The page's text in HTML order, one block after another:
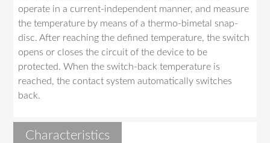
operate in a current-independent manner, and measure
the temperature by means of a thermo-bimetal snap-
disc. After reaching the defined temperature, the switch
opens or closes the circuit of the device to be
protected. When the switch-back temperature is
reached, the contact system automatically switches
back.
Characteristics